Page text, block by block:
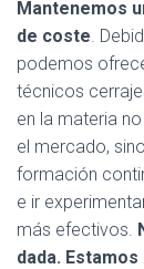
Mantenemos
de coste.
podemos
técnicos
en la materia
el mercado,
formación
e ir
más efectivos.
dada.